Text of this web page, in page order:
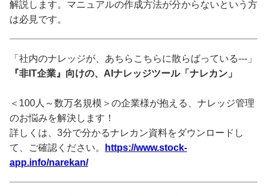
解説します。マニュアルの作成方法が分からないという方
は必見です。
「社内のナレッジが、あちらこちらに散らばっている---」
『非IT企業』向けの、AIナレッジツール「ナレカン」
＜100人～数万名規模＞の企業様が抱える、ナレッジ管理
のお悩みを解決します！
詳しくは、3分で分かるナレカン資料をダウンロードし
て、ご確認ください。
https://www.stock-
app.info/narekan/